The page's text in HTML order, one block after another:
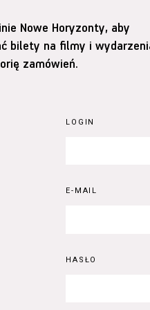
Nowe Horyzonty, aby
bilety na filmy i
zamówień.
LOGIN
E-MAIL
HASŁO